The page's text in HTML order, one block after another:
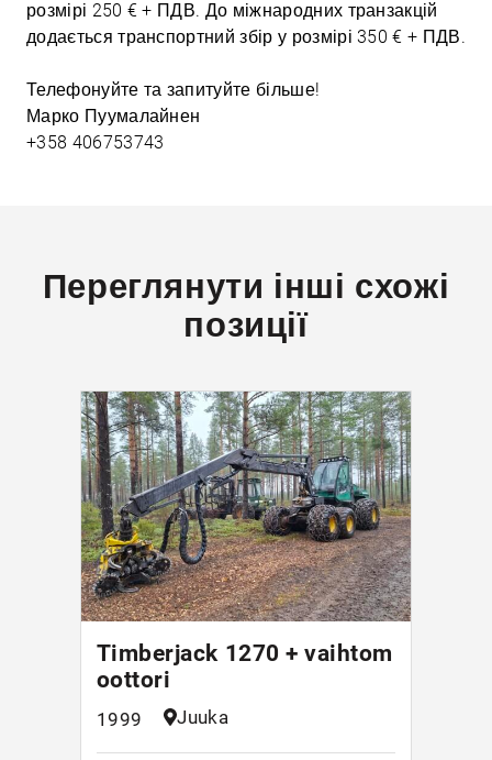
розмірі 250 € + ПДВ. До міжнародних транзакцій
додається транспортний збір у розмірі 350 € + ПДВ.
Телефонуйте та запитуйте більше!
Марко Пуумалайнен
+358 406753743
Переглянути інші схожі
позиції
Timberjack 1270 + vaihtom
oottori
1999 Juuka